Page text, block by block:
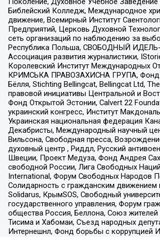
Библейский Колледж, Международное
движение, Всемирный Институт
Предприятий, Церковь Духовной
сеть организаций по наблюдению за
Республика Польша, СВОБОДНЫЙ
Ассоциация развития журналистики,
Королевский Институт Международных
КРИМСЬКА ПРАВОЗАХИСНА ГРУПА, Фонд
Бёлля, Stichting Bellingcat, Bellingcat Ltd,
правовой инициативы Центральной и
Фонд Открытой Эстонии, Calvert 22
украинский конгресс, Институт
Украинская национальная федерация
Декабристы, Международный научный
Вильсона, Свободная пресса,
духовный центр , Риддл, Русский
Швеции, Проект Медуза, Фонд Андрея
свободной России, Лига Свободных
International, Форум Свободных Народов
Солидарность с гражданским движением
Solidarus, КрымSOS, Свободный
государственного управления, Форум
общества Россия, Беллона, Союз жителей
Тисима и Хабомаи, Съезд народных
Интернешнл, Фонд борьбы с коррупцией